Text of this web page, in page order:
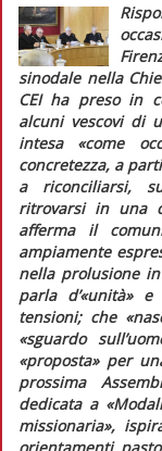
sinodale nella
CEI ha preso in
alcuni vescovi di
intesa «come
concretezza, a
a riconciliarsi,
ritrovarsi in una
afferma il
ampiamente
nella prolusione
parla d’«unità»e
tensioni; che
«sguardo
«proposta»per
prossima
dedicata a
missionaria»,